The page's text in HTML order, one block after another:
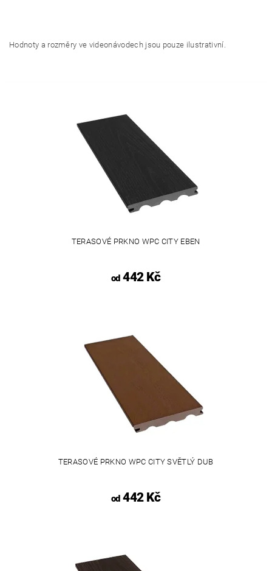
Hodnoty a rozměry ve videonávodech jsou pouze ilustrativní.
TERASOVÉ PRKNO WPC CITY EBEN
od442 Kč
TERASOVÉ PRKNO WPC CITY SVĚTLÝ DUB
od442 Kč